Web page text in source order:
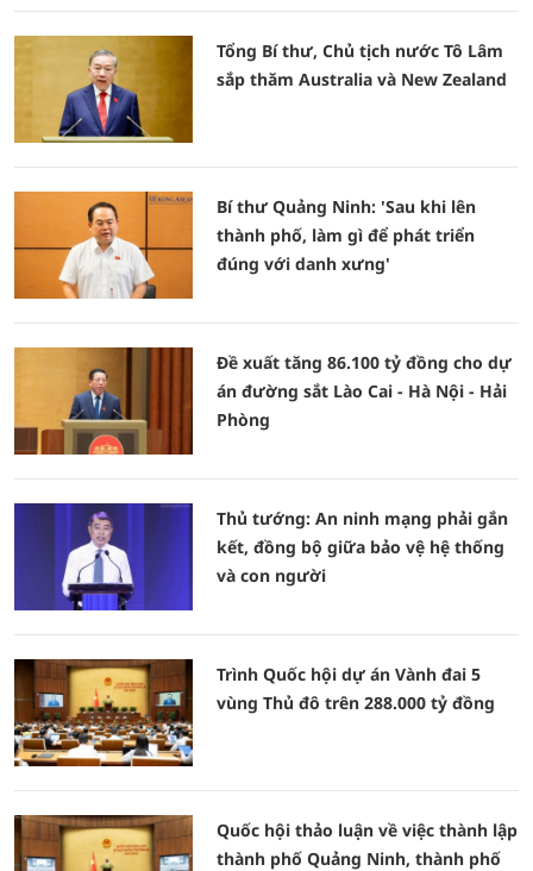
Tổng Bí thư, Chủ tịch nước Tô Lâm
sắp thăm Australia và New Zealand
Bí thư Quảng Ninh: 'Sau khi lên
thành phố, làm gì để phát triển
đúng với danh xưng'
Đề xuất tăng 86.100 tỷ đồng cho dự
án đường sắt Lào Cai - Hà Nội - Hải
Phòng
Thủ tướng: An ninh mạng phải gắn
kết, đồng bộ giữa bảo vệ hệ thống
và con người
Trình Quốc hội dự án Vành đai 5
vùng Thủ đô trên 288.000 tỷ đồng
Quốc hội thảo luận về việc thành lập
thành phố Quảng Ninh, thành phố